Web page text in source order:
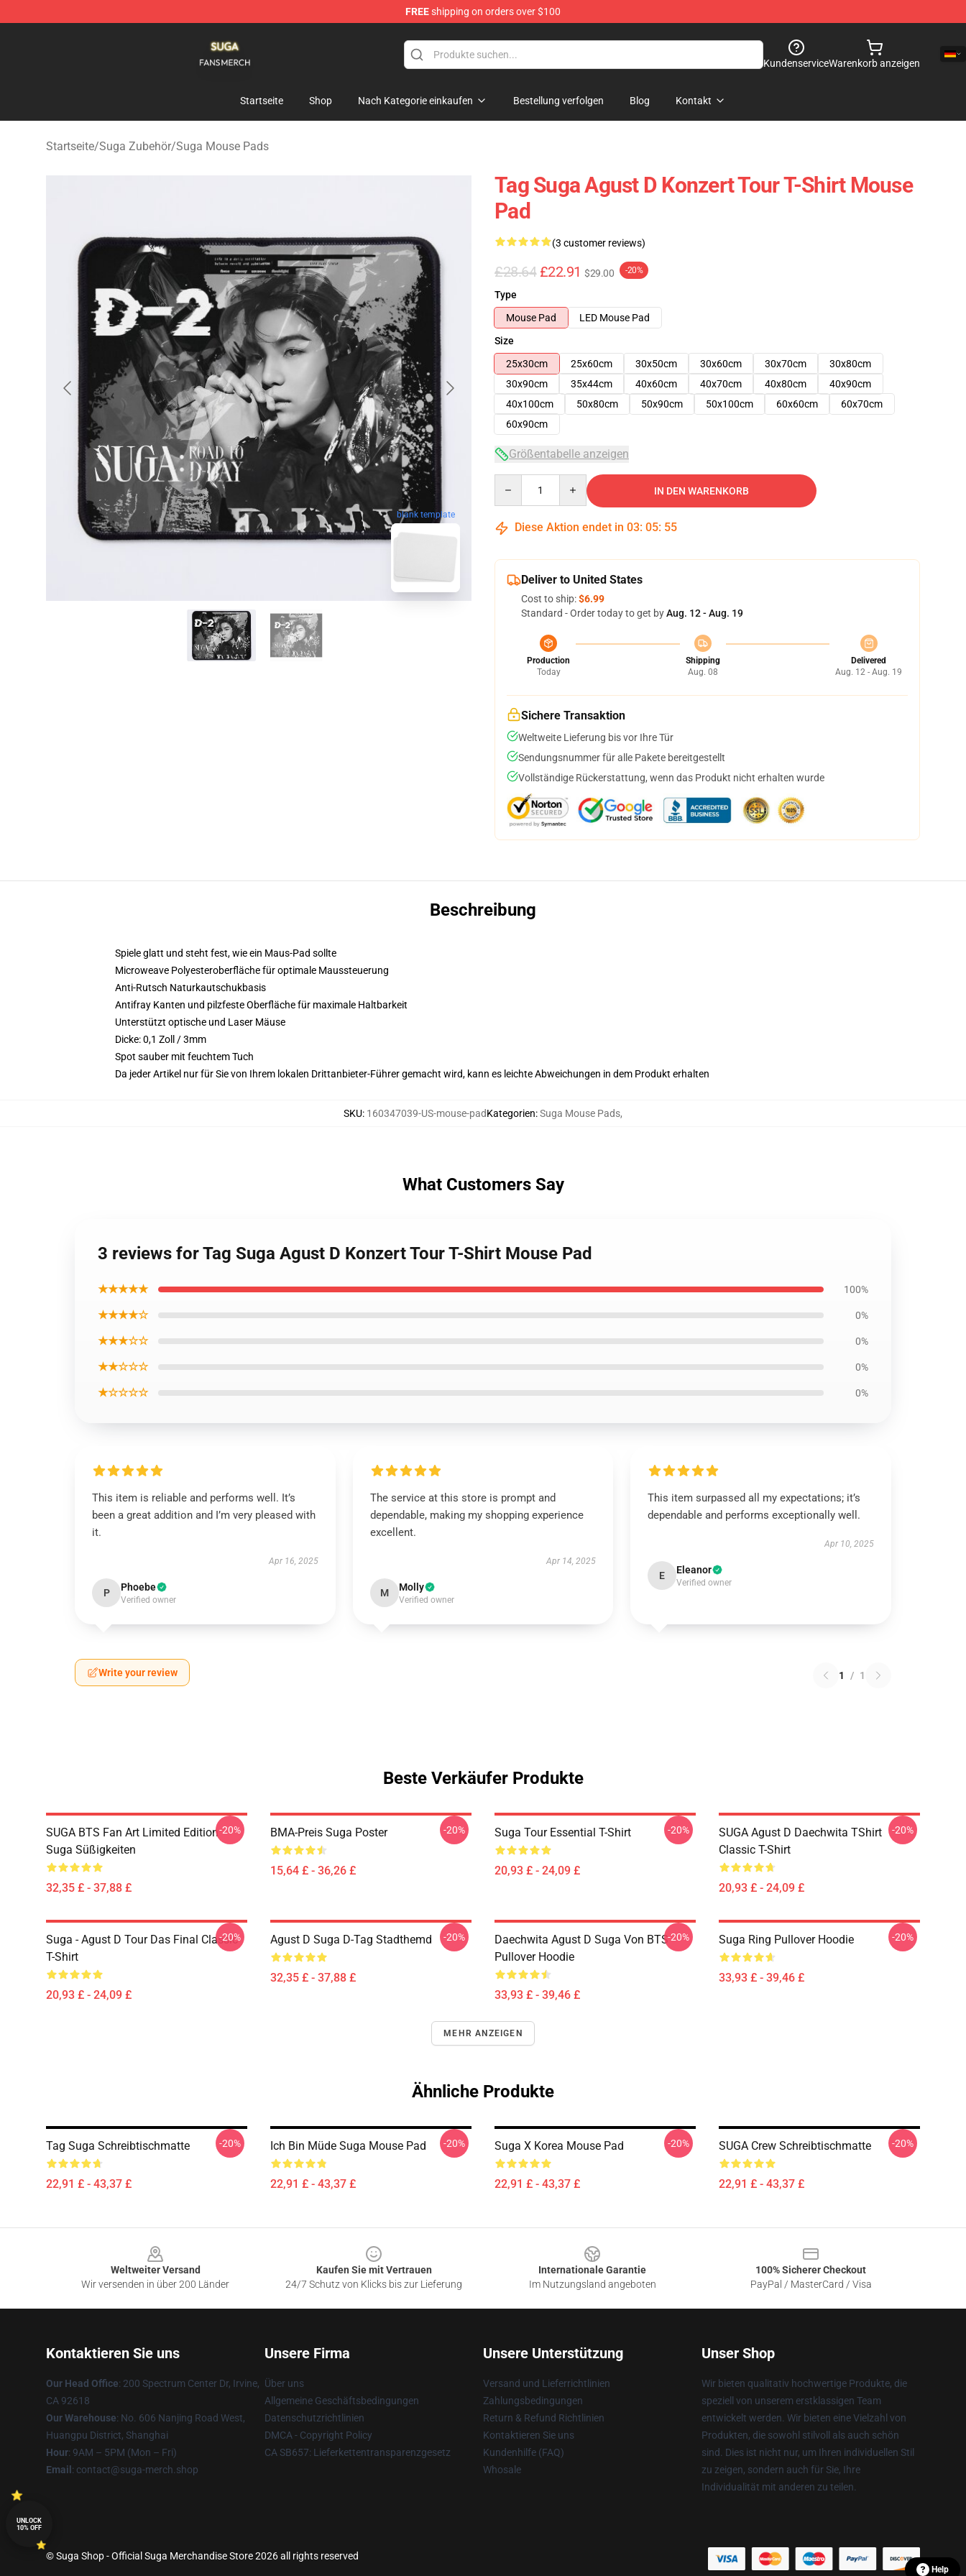
FREEshipping on orders over $100
KundenserviceWarenkorb anzeigen
Startseite Shop Nach Kategorie einkaufen Bestellung verfolgen Blog Kontakt
Startseite/Suga Zubehör/Suga Mouse Pads
blank template
Tag Suga Agust D Konzert Tour T-Shirt Mouse
Pad
(3 customer reviews)
£28.64 £22.91 $29.00 -20%
Type
Mouse Pad
LED Mouse Pad
Size
25x30cm
25x60cm 30x50cm 30x60cm 30x70cm
30x80cm
30x90cm
35x44cm 40x60cm 40x70cm 40x80cm
40x90cm
40x100cm
50x80cm 50x90cm 50x100cm 60x60cm
60x70cm
60x90cm
Größentabelle anzeigen
IN DEN WARENKORB
Diese Aktion endet in 03: 05: 54
Deliver to United States
Cost to ship:$6.99
Standard - Order today to get byAug. 12 - Aug. 19
Production
Today
Shipping
Aug. 08
Delivered
Aug. 12 - Aug. 19
Sichere Transaktion
Weltweite Lieferung bis vor Ihre Tür
Sendungsnummer für alle Pakete bereitgestellt
Vollständige Rückerstattung, wenn das Produkt nicht erhalten wurde
Beschreibung
Spiele glatt und steht fest, wie ein Maus-Pad sollte
Microweave Polyesteroberfläche für optimale Maussteuerung
Anti-Rutsch Naturkautschukbasis
Antifray Kanten und pilzfeste Oberfläche für maximale Haltbarkeit
Unterstützt optische und Laser Mäuse
Dicke: 0,1 Zoll / 3mm
Spot sauber mit feuchtem Tuch
Da jeder Artikel nur für Sie von Ihrem lokalen Drittanbieter-Führer gemacht wird, kann es leichte Abweichungen in dem Produkt erhalten
SKU: 160347039-US-mouse-padKategorien:Suga Mouse Pads,
What Customers Say
3 reviews for Tag Suga Agust D Konzert Tour T-Shirt Mouse Pad
★★★★★ 100%
★★★★☆ 0%
★★★☆☆ 0%
★★☆☆☆ 0%
★☆☆☆☆ 0%
This item is reliable and performs well. It’s
been a great addition and I’m very pleased with
it.
Apr 16, 2025
P Phoebe
Verified owner
The service at this store is prompt and
dependable, making my shopping experience
excellent.
Apr 14, 2025
M Molly
Verified owner
This item surpassed all my expectations; it’s
dependable and performs exceptionally well.
Apr 10, 2025
E Eleanor
Verified owner
Write your review 1 / 1
Beste Verkäufer Produkte
SUGA BTS Fan Art Limited Edition
Suga Süßigkeiten
32,35 £ - 37,88 £
-20% BMA-Preis Suga Poster
15,64 £ - 36,26 £
-20% Suga Tour Essential T-Shirt
20,93 £ - 24,09 £
-20%
SUGA Agust D Daechwita TShirt
Classic T-Shirt
20,93 £ - 24,09 £
-20%
Suga - Agust D Tour Das Final Classic
T-Shirt
20,93 £ - 24,09 £
-20% Agust D Suga D-Tag Stadthemd
32,35 £ - 37,88 £
-20%
Daechwita Agust D Suga Von BTS
Pullover Hoodie
33,93 £ - 39,46 £
-20% Suga Ring Pullover Hoodie
33,93 £ - 39,46 £
-20%
MEHR ANZEIGEN
Ähnliche Produkte
Tag Suga Schreibtischmatte
22,91 £ - 43,37 £
-20% Ich Bin Müde Suga Mouse Pad
22,91 £ - 43,37 £
-20% Suga X Korea Mouse Pad
22,91 £ - 43,37 £
-20% SUGA Crew Schreibtischmatte
22,91 £ - 43,37 £
-20%
Weltweiter Versand
Wir versenden in über 200 Länder
Kaufen Sie mit Vertrauen
24/7 Schutz von Klicks bis zur Lieferung
Internationale Garantie
Im Nutzungsland angeboten
100% Sicherer Checkout
PayPal / MasterCard / Visa
Kontaktieren Sie uns
Our Head Office: 200 Spectrum Center Dr, Irvine,
CA 92618
Our Warehouse: No. 606 Nanjing Road West,
Huangpu District, Shanghai
Hour: 9AM – 5PM (Mon – Fri)
Email : contact@suga-merch.shop
Unsere Firma
Über uns
Allgemeine Geschäftsbedingungen
Datenschutzrichtlinien
DMCA - Copyright Policy
CA SB657: Lieferkettentransparenzgesetz
Unsere Unterstützung
Versand und Lieferrichtlinien
Zahlungsbedingungen
Return & Refund Richtlinien
Kontaktieren Sie uns
Kundenhilfe (FAQ)
Whosale
Unser Shop
Wir bieten qualitativ hochwertige Produkte, die
speziell von unserem erstklassigen Team
entwickelt werden. Wir bieten eine Vielzahl von
Produkten, die sowohl stilvoll als auch schön
sind. Dies ist nicht nur, um Ihren individuellen Stil
zu zeigen, sondern auch für Sie, Ihre
Individualität mit anderen zu teilen.
© Suga Shop - Official Suga Merchandise Store 2026 all rights reserved
Help
UNLOCK
10% OFF